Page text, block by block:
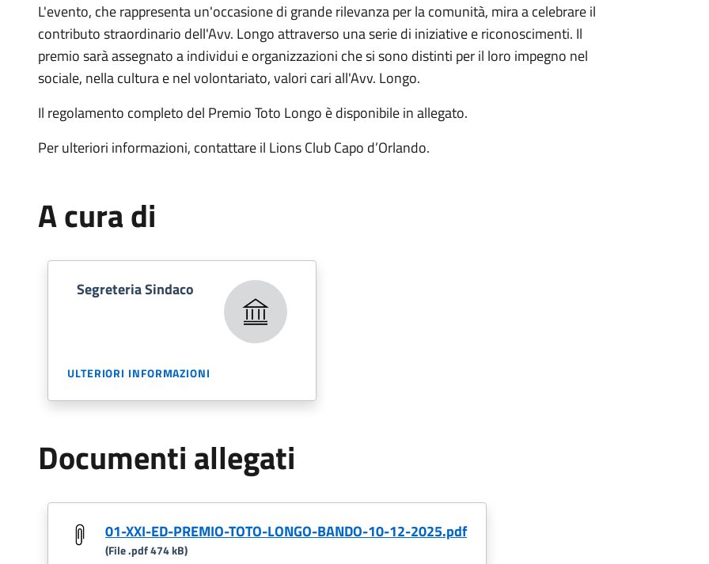
L'evento, che rappresenta un'occasione di grande rilevanza per la comunità, mira a celebrare il
contributo straordinario dell'Avv. Longo attraverso una serie di iniziative e riconoscimenti. Il
premio sarà assegnato a individui e organizzazioni che si sono distinti per il loro impegno nel
sociale, nella cultura e nel volontariato, valori cari all'Avv. Longo.
Il regolamento completo del Premio Toto Longo è disponibile in allegato.
Per ulteriori informazioni, contattare il Lions Club Capo d’Orlando.
A cura di
Segreteria Sindaco
ULTERIORI INFORMAZIONI
Documenti allegati
01-XXI-ED-PREMIO-TOTO-LONGO-BANDO-10-12-2025.pdf
(File .pdf 474 kB)